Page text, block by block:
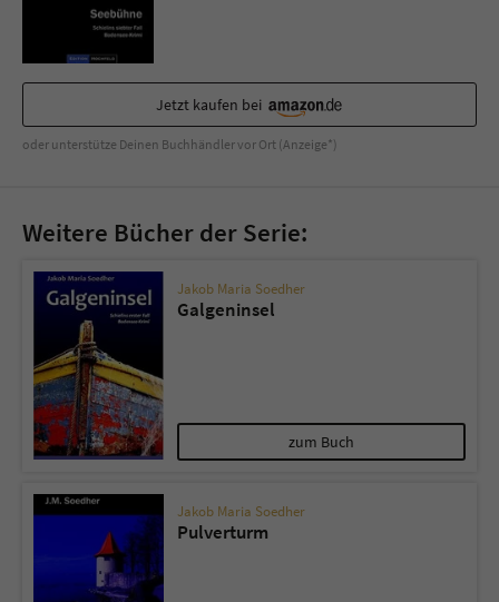
Jetzt kaufen bei
oder unterstütze Deinen Buchhändler vor Ort (Anzeige*)
Weitere Bücher der Serie:
Jakob Maria Soedher
Galgeninsel
zum Buch
Jakob Maria Soedher
Pulverturm